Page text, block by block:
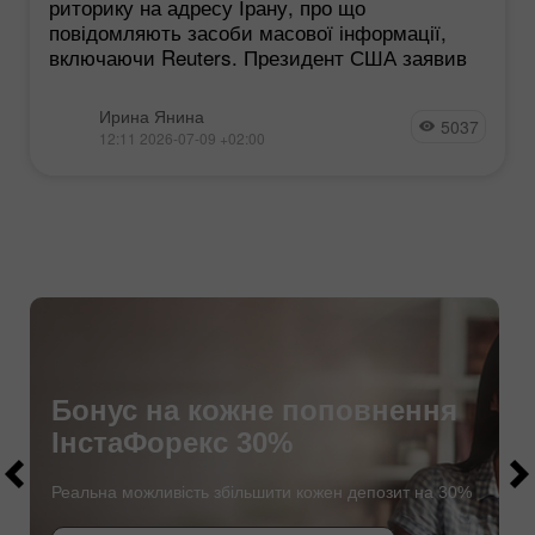
риторику на адресу Ірану, про що
повідомляють засоби масової інформації,
включаючи Reuters. Президент США заявив
Ирина Янина
12:11 2026-07-09 +02:00 5037
$1000
Бонус на кожне поповнення
ІнстаФорекс 30%
Реальна можливість збільшити кожен депозит на 30%